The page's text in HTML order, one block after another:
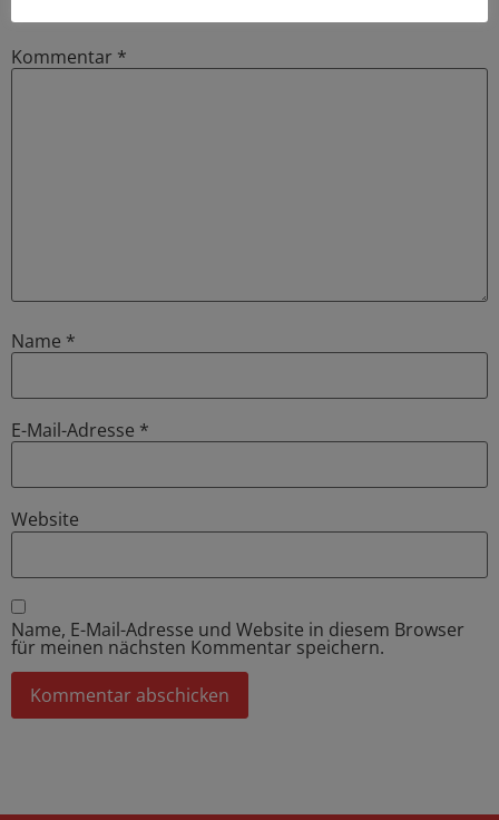
Kommentar *
Name *
E-Mail-Adresse *
Website
Name, E-Mail-Adresse und Website in diesem Browser
für meinen nächsten Kommentar speichern.